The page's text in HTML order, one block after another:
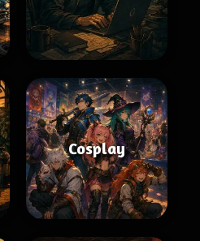
Cosplay